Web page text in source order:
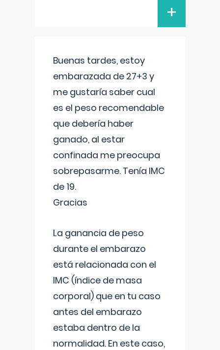
+
Buenas tardes, estoy
embarazada de 27+3 y
me gustaría saber cual
es el peso recomendable
que debería haber
ganado, al estar
confinada me preocupa
sobrepasarme. Tenía IMC
de 19.
Gracias
La ganancia de peso
durante el embarazo
está relacionada con el
IMC (índice de masa
corporal) que en tu caso
antes del embarazo
estaba dentro de la
normalidad. En este caso,